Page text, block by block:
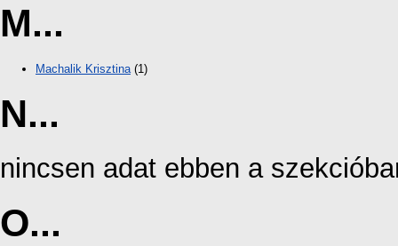
M...
Machalik Krisztina (1)
N...
nincsen adat ebben a
O...